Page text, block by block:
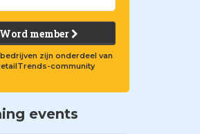
Word member
zijn onderdeel van
community
events